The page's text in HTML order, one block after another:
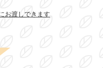
お渡しできます